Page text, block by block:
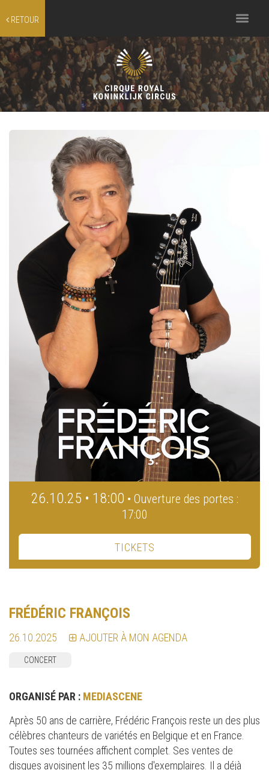
RETOUR
Toggle
navigation
26.10.25 • 18:00 • Ouverture des portes :
17:00
TICKETS
FRÉDÉRIC FRANÇOIS
26.10.2025 AJOUTER À MON AGENDA
CONCERT
ORGANISÉ PAR : MEDIASCENE
Après 50 ans de carrière, Frédéric François reste un des plus
célèbres chanteurs de variétés en Belgique et en France.
Toutes ses tournées affichent complet. Ses ventes de
disques avoisinent les 35 millions d'exemplaires. Il a déjà